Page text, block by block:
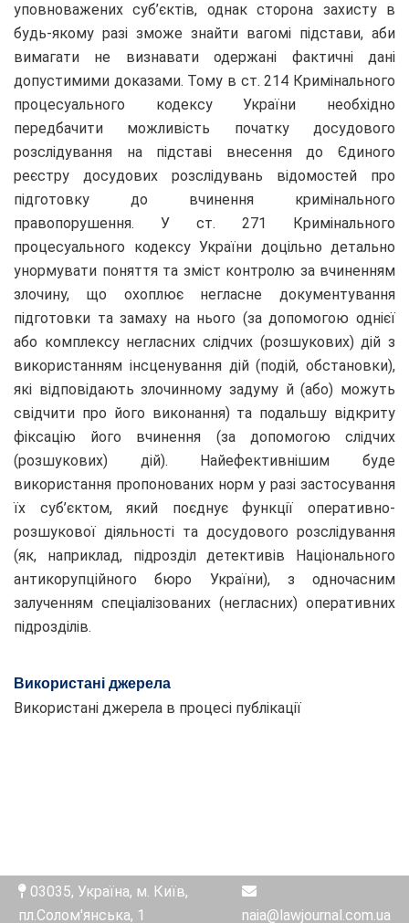
уповноважених суб’єктів, однак сторона захисту в
будь-якому разі зможе знайти вагомі підстави, аби
вимагати не визнавати одержані фактичні дані
допустимими доказами. Тому в ст. 214 Кримінального
процесуального кодексу України необхідно
передбачити можливість початку досудового
розслідування на підставі внесення до Єдиного
реєстру досудових розслідувань відомостей про
підготовку до вчинення кримінального
правопорушення. У ст. 271 Кримінального
процесуального кодексу України доцільно детально
унормувати поняття та зміст контролю за вчиненням
злочину, що охоплює негласне документування
підготовки та замаху на нього (за допомогою однієї
або комплексу негласних слідчих (розшукових) дій з
використанням інсценування дій (подій, обстановки),
які відповідають злочинному задуму й (або) можуть
свідчити про його виконання) та подальшу відкриту
фіксацію його вчинення (за допомогою слідчих
(розшукових) дій). Найефективнішим буде
використання пропонованих норм у разі застосування
їх суб’єктом, який поєднує функції оперативно-
розшукової діяльності та досудового розслідування
(як, наприклад, підрозділ детективів Національного
антикорупційного бюро України), з одночасним
залученням спеціалізованих (негласних) оперативних
підрозділів.
Використані джерела
Використані джерела в процесі публікації
03035, Україна, м. Київ,
пл.Солом'янська, 1
naia@lawjournal.com.ua